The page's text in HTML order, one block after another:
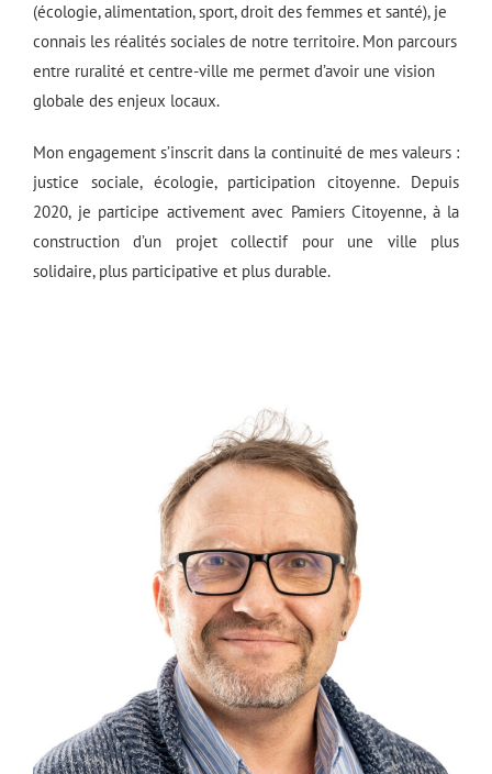
(écologie, alimentation, sport, droit des femmes et santé), je
connais les réalités sociales de notre territoire. Mon parcours
entre ruralité et centre-ville me permet d’avoir une vision
globale des enjeux locaux.
Mon engagement s’inscrit dans la continuité de mes valeurs :
justice sociale, écologie, participation citoyenne. Depuis
2020, je participe activement avec Pamiers Citoyenne, à la
construction d’un projet collectif pour une ville plus
solidaire, plus participative et plus durable.